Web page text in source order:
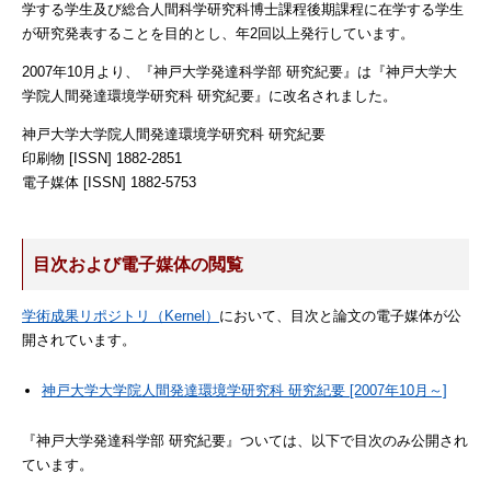
学する学生及び総合人間科学研究科博士課程後期課程に在学する学生
が研究発表することを目的とし、年2回以上発行しています。
2007年10月より、『神戸大学発達科学部 研究紀要』は『神戸大学大
学院人間発達環境学研究科 研究紀要』に改名されました。
神戸大学大学院人間発達環境学研究科 研究紀要
印刷物 [ISSN] 1882-2851
電子媒体 [ISSN] 1882-5753
目次および電子媒体の閲覧
学術成果リポジトリ（Kernel） において、目次と論文の電子媒体が公
開されています。
神戸大学大学院人間発達環境学研究科 研究紀要 [2007年10月～]
『神戸大学発達科学部 研究紀要』ついては、以下で目次のみ公開され
ています。